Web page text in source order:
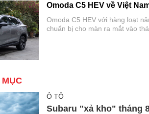
Omoda C5 HEV về Việt
Omoda C5 HEV với hàng loạt
chuẩn bị cho màn ra mắt vào
Ô TÔ
Subaru "xả kho" tháng